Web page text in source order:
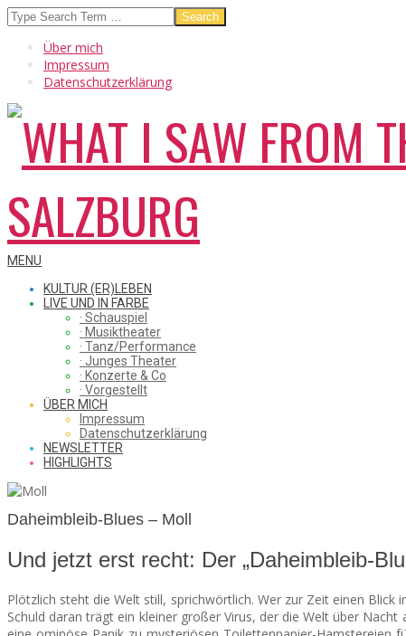
Skip
to
content
Search
Über mich
Impressum
Datenschutzerklärung
WHAT
SAW
FROM
THE
Secondary
Menu
MENU
KULTUR (ER)LEBEN
LIVE UND IN FARBE
· Schauspiel
· Musiktheater
· Tanz/Performance
· Junges Theater
· Konzerte & Co
· Vorgestellt
ÜBER MICH
Impressum
Datenschutzerklärung
NEWSLETTER
HIGHLIGHTS
Daheimbleib-Blues – Moll
Und jetzt erst recht: Der „Daheimbleib-
Plötzlich steht die Welt still, sprichwörtlich. Wer zur Zeit einen Blick
Schuld daran trägt ein kleiner großer Virus, der die Welt über Nacht